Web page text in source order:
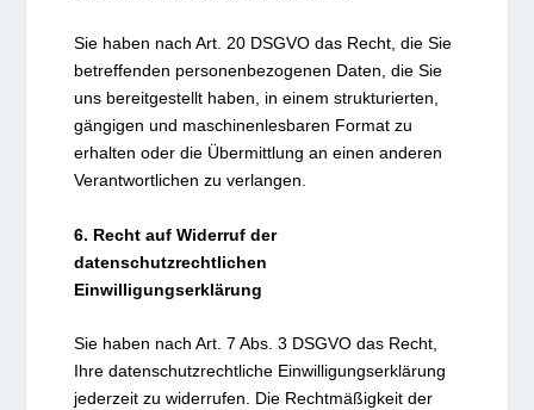
Sie haben nach Art. 20 DSGVO das Recht, die Sie
betreffenden personenbezogenen Daten, die Sie
uns bereitgestellt haben, in einem strukturierten,
gängigen und maschinenlesbaren Format zu
erhalten oder die Übermittlung an einen anderen
Verantwortlichen zu verlangen.
6. Recht auf Widerruf der
datenschutzrechtlichen
Einwilligungserklärung
Sie haben nach Art. 7 Abs. 3 DSGVO das Recht,
Ihre datenschutzrechtliche Einwilligungserklärung
jederzeit zu widerrufen. Die Rechtmäßigkeit der